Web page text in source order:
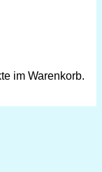
im Warenkorb.